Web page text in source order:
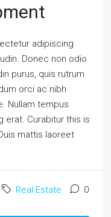
adipiscing
Donec non odio
purus, quis rutrum
orci ac nibh
Nullam tempus
erat. Curabitur this is
mattis laoreet
Real Estate 0